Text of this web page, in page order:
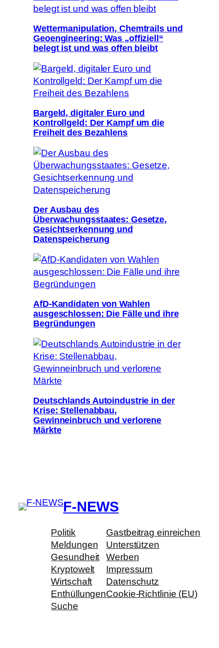
Wettermanipulation, Chemtrails und
Geoengineering: Was „offiziell“
belegt ist und was offen bleibt
Bargeld, digitaler Euro und
Kontrollgeld: Der Kampf um die
Freiheit des Bezahlens
Der Ausbau des
Überwachungsstaates: Gesetze,
Gesichtserkennung und
Datenspeicherung
AfD-Kandidaten von Wahlen
ausgeschlossen: Die Fälle und ihre
Begründungen
Deutschlands Autoindustrie in der
Krise: Stellenabbau,
Gewinneinbruch und verlorene
Märkte
F-NEWS
Politik
Meldungen
Gesundheit
Kryptowelt
Wirtschaft
Enthüllungen
Suche
Gastbeitrag einreichen
Unterstützen
Werben
Impressum
Datenschutz
Cookie-Richtlinie (EU)